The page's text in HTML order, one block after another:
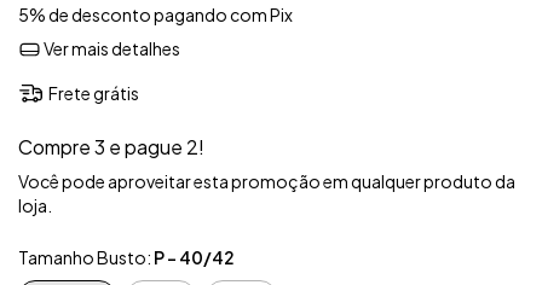
5% de descontopagando com Pix
Ver mais detalhes
Frete grátis
Compre 3 e pague 2!
Você pode aproveitar esta promoção em qualquer produto da
loja.
Tamanho Busto: P - 40/42